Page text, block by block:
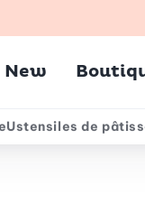
Menu
New
Ustensiles de